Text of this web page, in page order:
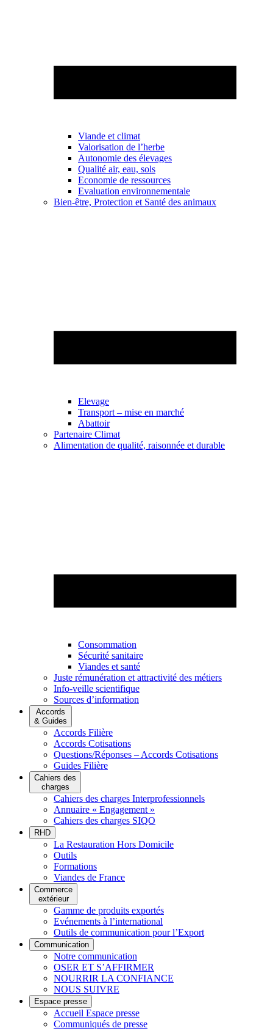
Viande et climat
Valorisation de l’herbe
Autonomie des élevages
Qualité air, eau, sols
Economie de ressources
Evaluation environnementale
Bien-être, Protection et Santé des animaux
Elevage
Transport – mise en marché
Abattoir
Partenaire Climat
Alimentation de qualité, raisonnée et durable
Consommation
Sécurité sanitaire
Viandes et santé
Juste rémunération et attractivité des métiers
Info-veille scientifique
Sources d’information
Accords
& Guides
Accords Filière
Accords Cotisations
Questions/Réponses – Accords Cotisations
Guides Filière
Cahiers des
charges
Cahiers des charges Interprofessionnels
Annuaire « Engagement »
Cahiers des charges SIQO
RHD
La Restauration Hors Domicile
Outils
Formations
Viandes de France
Commerce
extérieur
Gamme de produits exportés
Evénements à l’international
Outils de communication pour l’Export
Communication
Notre communication
OSER ET S’AFFIRMER
NOURRIR LA CONFIANCE
NOUS SUIVRE
Espace presse
Accueil Espace presse
Communiqués de presse